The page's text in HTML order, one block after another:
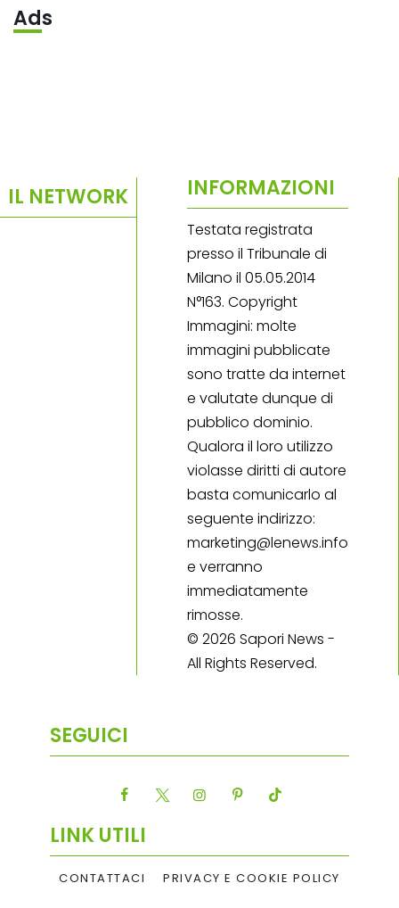
Ads
IL NETWORK INFORMAZIONI
Testata registrata
presso il Tribunale di
Milano il 05.05.2014
N°163. Copyright
Immagini: molte
immagini pubblicate
sono tratte da internet
e valutate dunque di
pubblico dominio.
Qualora il loro utilizzo
violasse diritti di autore
basta comunicarlo al
seguente indirizzo:
marketing@lenews.info
e verranno
immediatamente
rimosse.
© 2026 Sapori News -
All Rights Reserved.
SEGUICI
LINK UTILI
CONTATTACI PRIVACY E COOKIE POLICY